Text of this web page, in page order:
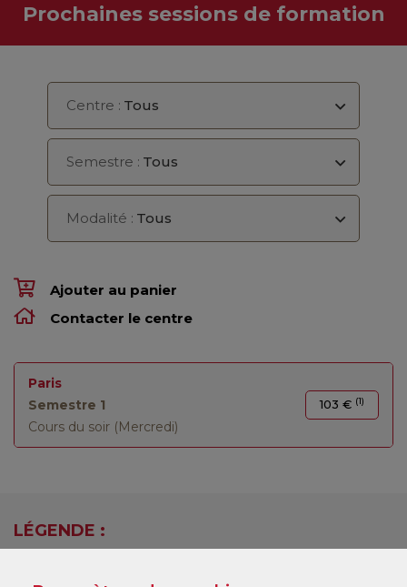
Prochaines sessions de formation
Centre : Tous
Semestre : Tous
Modalité : Tous
Ajouter au panier
Contacter le centre
Paris
Semestre 1
Cours du soir (Mercredi)
103 € (1)
LÉGENDE :